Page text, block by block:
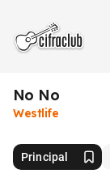
No No
Westlife
Principal